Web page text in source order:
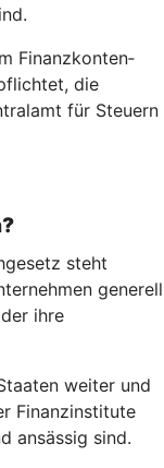
Finanz­konten­
die
für Steuern
steht
generell
ihre
weiter und
Finanzinstitute
ansässig sind.